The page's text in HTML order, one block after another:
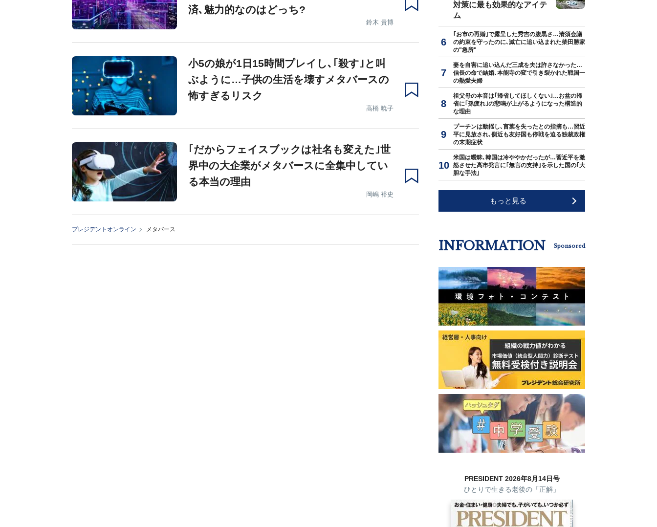
済､魅力的なのはどっち?
鈴木 貴博
小5の娘が1日15時間プレイし､｢殺す｣と叫
ぶように…子供の生活を壊すメタバースの
怖すぎるリスク
高橋 暁子
｢だからフェイスブックは社名も変えた｣世
界中の大企業がメタバースに全集中してい
る本当の理由
岡嶋 裕史
プレジデントオンライン メタバース
対策に最も効果的なアイテ
ム
｢お市の再婚｣で露呈した秀吉の腹黒さ…清須会議
の約束を守ったのに､滅亡に追い込まれた柴田勝家
の"急所"
妻を自害に追い込んだ三成を夫は許さなかった…
信長の命で結婚､本能寺の変で引き裂かれた戦国一
の熱愛夫婦
祖父母の本音は｢帰省してほしくない｣…お盆の帰
省に｢孫疲れ｣の悲鳴が上がるようになった構造的
な理由
プーチンは動揺し､言葉を失ったとの指摘も…習近
平に見放され､側近も友好国も停戦を迫る独裁政権
の末期症状
米国は曖昧､韓国は冷ややかだったが…習近平を激
怒させた高市発言に｢無言の支持｣を示した国の｢大
胆な手法｣
もっと見る
INFORMATION Sponsored
PRESIDENT 2026年8月14日号
ひとりで生きる老後の「正解」